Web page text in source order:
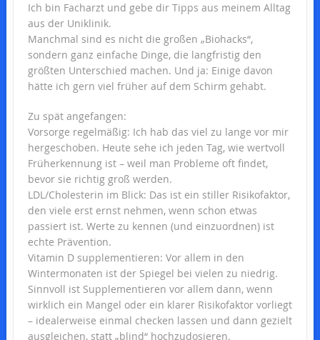
Ich bin Facharzt und gebe dir Tipps aus meinem Alltag
aus der Uniklinik.
Manchmal sind es nicht die großen „Biohacks“,
sondern ganz einfache Dinge, die langfristig den
größten Unterschied machen. Und ja: Einige davon
hätte ich gern viel früher auf dem Schirm gehabt.
Zu spät angefangen:
Vorsorge regelmäßig: Ich hab das viel zu lange vor mir
hergeschoben. Heute sehe ich jeden Tag, wie wertvoll
Früherkennung ist – weil man Probleme oft findet,
bevor sie richtig groß werden.
LDL/Cholesterin im Blick: Das ist ein stiller Risikofaktor,
den viele erst ernst nehmen, wenn schon etwas
passiert ist. Werte zu kennen (und einzuordnen) ist
echte Prävention.
Vitamin D supplementieren: Vor allem in den
Wintermonaten ist der Spiegel bei vielen zu niedrig.
Sinnvoll ist Supplementieren vor allem dann, wenn
wirklich ein Mangel oder ein klarer Risikofaktor vorliegt
– idealerweise einmal checken lassen und dann gezielt
ausgleichen, statt „blind“ hochzudosieren.